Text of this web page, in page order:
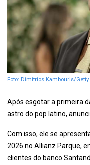
Foto: Dimitrios Kambouris/
Após esgotar a primeira
astro do pop latino,
Com isso, ele se
2026 no Allianz Parque,
clientes do banco